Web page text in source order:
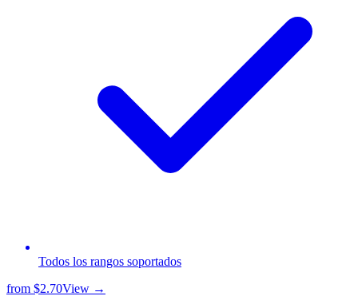
Todos los rangos soportados
from $2.70View →